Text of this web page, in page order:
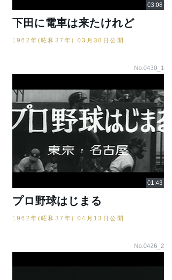
下田に電車は来たけれど
1962年(昭和37年) 03月30日公開
No.0430_1
プロ野球はじまる
1962年(昭和37年) 04月13日公開
No.0426_2